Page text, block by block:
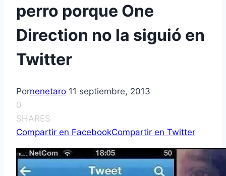
perro porque One
Direction no la siguió en
Twitter
Pornenetaro 11 septiembre, 2013
0
SHARES
Compartir en FacebookCompartir en Twitter